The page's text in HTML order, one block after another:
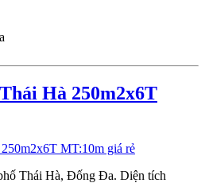
Hà 250m2x6T
Thái Hà, Đống Đa. Diện tích